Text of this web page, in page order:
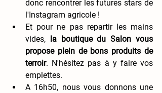
donc rencontrer les futures stars de
l'Instagram agricole !
Et pour ne pas repartir les mains
vides, la boutique du Salon vous
propose plein de bons produits de
terroir. N'hésitez pas à y faire vos
emplettes.
A 16h50, nous vous donnons une